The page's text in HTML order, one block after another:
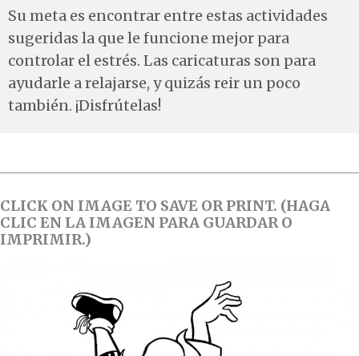
Su meta es encontrar entre estas actividades
sugeridas la que le funcione mejor para
controlar el estrés. Las caricaturas son para
ayudarle a relajarse, y quizás reir un poco
también. ¡Disfrútelas!
CLICK ON IMAGE TO SAVE OR PRINT. (HAGA
CLIC EN LA IMAGEN PARA GUARDAR O
IMPRIMIR.)